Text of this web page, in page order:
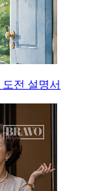
도전 설명서